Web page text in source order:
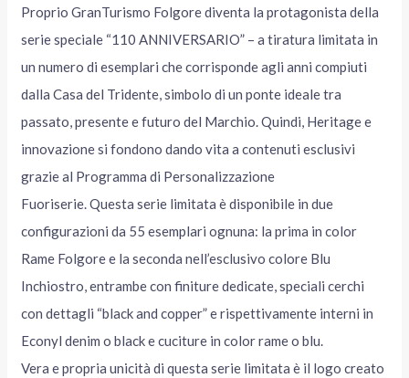
Proprio GranTurismo Folgore diventa la protagonista della
serie speciale “110 ANNIVERSARIO” – a tiratura limitata in
un numero di esemplari che corrisponde agli anni compiuti
dalla Casa del Tridente, simbolo di un ponte ideale tra
passato, presente e futuro del Marchio. Quindi, Heritage e
innovazione si fondono dando vita a contenuti esclusivi
grazie al Programma di Personalizzazione
Fuoriserie. Questa serie limitata è disponibile in due
configurazioni da 55 esemplari ognuna: la prima in color
Rame Folgore e la seconda nell’esclusivo colore Blu
Inchiostro, entrambe con finiture dedicate, speciali cerchi
con dettagli “black and copper” e rispettivamente interni in
Econyl denim o black e cuciture in color rame o blu.
Vera e propria unicità di questa serie limitata è il logo creato